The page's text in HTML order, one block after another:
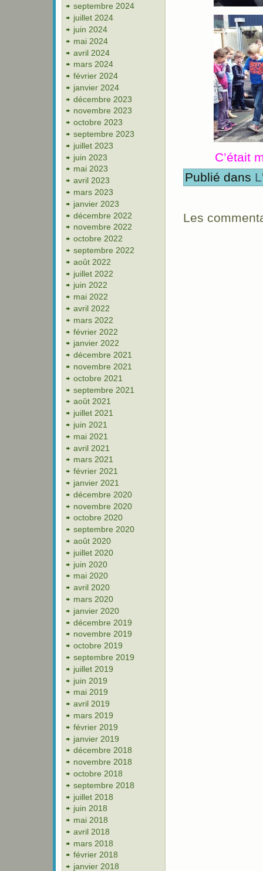
septembre 2024
juillet 2024
juin 2024
mai 2024
avril 2024
mars 2024
février 2024
janvier 2024
décembre 2023
novembre 2023
octobre 2023
septembre 2023
juillet 2023
juin 2023
mai 2023
avril 2023
mars 2023
janvier 2023
décembre 2022
novembre 2022
octobre 2022
septembre 2022
août 2022
juillet 2022
juin 2022
mai 2022
avril 2022
mars 2022
février 2022
janvier 2022
décembre 2021
novembre 2021
octobre 2021
septembre 2021
août 2021
juillet 2021
juin 2021
mai 2021
avril 2021
mars 2021
février 2021
janvier 2021
décembre 2020
novembre 2020
octobre 2020
septembre 2020
août 2020
juillet 2020
juin 2020
mai 2020
avril 2020
mars 2020
janvier 2020
décembre 2019
novembre 2019
octobre 2019
septembre 2019
juillet 2019
juin 2019
mai 2019
avril 2019
mars 2019
février 2019
janvier 2019
décembre 2018
novembre 2018
octobre 2018
septembre 2018
juillet 2018
juin 2018
mai 2018
avril 2018
mars 2018
février 2018
janvier 2018
C’était
Publié dans
Les